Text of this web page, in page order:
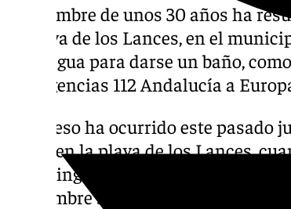
Un hombre de unos 30 años ha
la playa de los Lances, en el
en el agua para darse un baño,
Emergencias 112 Andalucía a
El deceso ha ocurrido este pasado
horas en la playa de los Lances,
el chiringuito Waikiki Tarifa, en la
un hombre se había metido en el